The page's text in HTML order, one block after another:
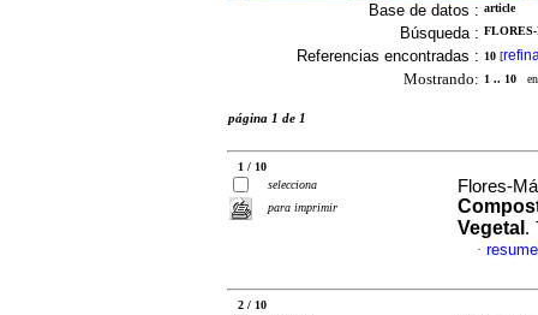
Base de datos : article
Búsqueda :
Referencias encontradas : 10 [
Mostrando: 1 .. 10 en
página 1 de 1
1 / 10
selecciona
para imprimir
Flores-
Vegetal .
·
2 / 10